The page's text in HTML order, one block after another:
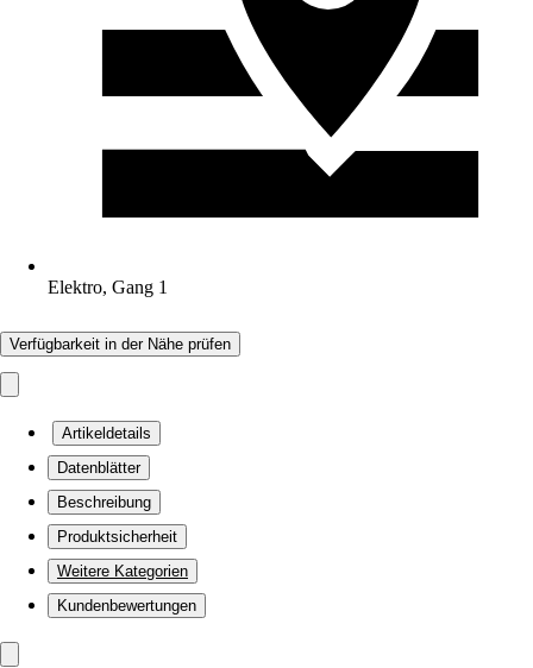
Elektro, Gang 1
Verfügbarkeit in der Nähe prüfen
Artikeldetails
Datenblätter
Beschreibung
Produktsicherheit
Weitere Kategorien
Kundenbewertungen